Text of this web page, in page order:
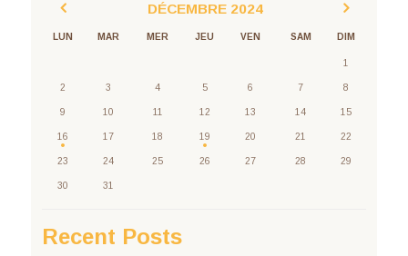
DÉCEMBRE 2024
LUN MAR MER JEU VEN SAM DIM
1
2 3 4 5 6 7 8
9 10 11 12 13 14 15
16 17 18 19 20 21 22
23 24 25 26 27 28 29
30 31
Recent Posts